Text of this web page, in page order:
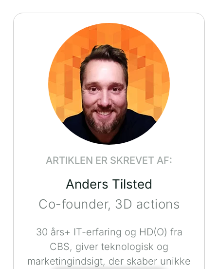
ARTIKLEN ER SKREVET AF:
Anders Tilsted
Co-founder, 3D actions
30 års+ IT-erfaring og HD(O) fra
CBS, giver teknologisk og
marketingindsigt, der skaber unikke